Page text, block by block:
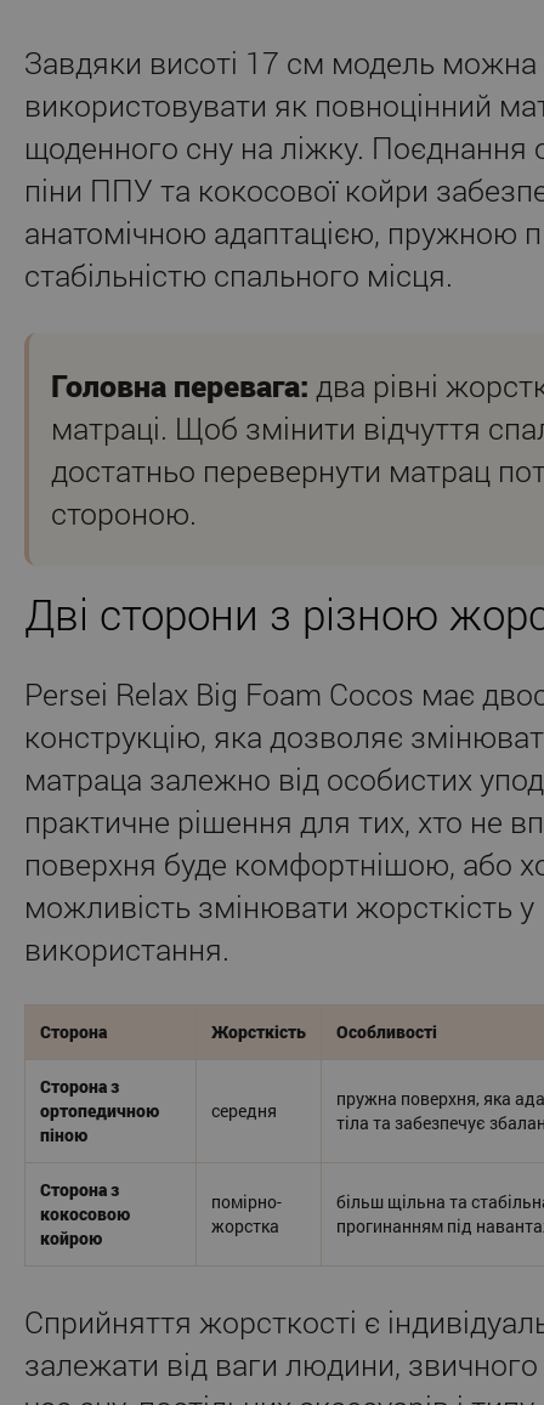
Завдяки висоті 17 см модель можна
використовувати як повноцінний
щоденного сну на ліжку. Поєднання
піни ППУ та кокосової койри
анатомічною адаптацією, пружною
стабільністю спального місця.
Головна перевага: два рівні
матраці. Щоб змінити відчуття
достатньо перевернути матрац
стороною.
Дві сторони з різною
Persei Relax Big Foam Cocos має
конструкцію, яка дозволяє
матраца залежно від особистих
практичне рішення для тих, хто не
поверхня буде комфортнішою, або
можливість змінювати жорсткість у
використання.
Сторона Жорсткість Особливості
Сторона з
ортопедичною
піною
середня
пружна поверхня, яка
тіла та забезпечує
Сторона з
кокосовою
койрою
помірно-
жорстка
більш щільна та
прогинанням під
Сприйняття жорсткості є
залежати від ваги людини,